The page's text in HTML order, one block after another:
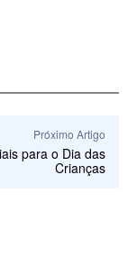
Próximo Artigo
para o Dia das
Crianças